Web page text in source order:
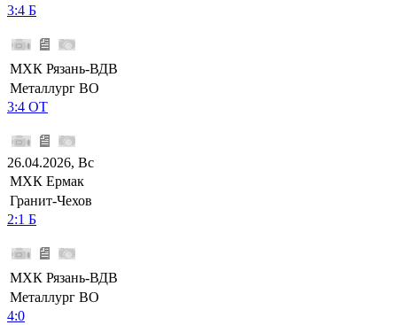
3:4 Б
МХК Рязань-ВДВ
Металлург ВО
3:4 ОТ
26.04.2026, Вс
МХК Ермак
Гранит-Чехов
2:1 Б
МХК Рязань-ВДВ
Металлург ВО
4:0